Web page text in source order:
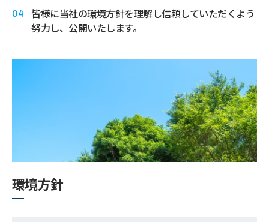
皆様に当社の環境方針を理解し信頼していただくよう
努力し、公開いたします。
環境方針